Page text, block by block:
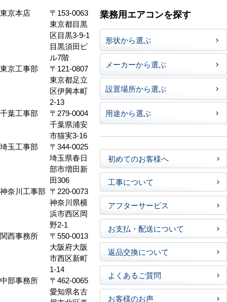
東京本店
〒153-0063
東京都目黒
区目黒3-9-1
目黒須田ビ
ル7階
東京工事部
〒121-0807
東京都足立
区伊興本町
2-13
千葉工事部
〒279-0004
千葉県浦安
市猫実3-16
埼玉工事部
〒344-0025
埼玉県春日
部市増田新
田306
神奈川工事部 〒220-0073
神奈川県横
浜市西区岡
野2-1
関西事務所
〒550-0013
大阪府大阪
市西区新町
1-14
中部事務所
〒462-0065
愛知県名古
業務用エアコンを探す
形状から選ぶ
メーカーから選ぶ
設置場所から選ぶ
用途から選ぶ
初めてのお客様へ
工事について
アフターサービス
お支払・配送について
返品交換について
よくあるご質問
お客様のお声